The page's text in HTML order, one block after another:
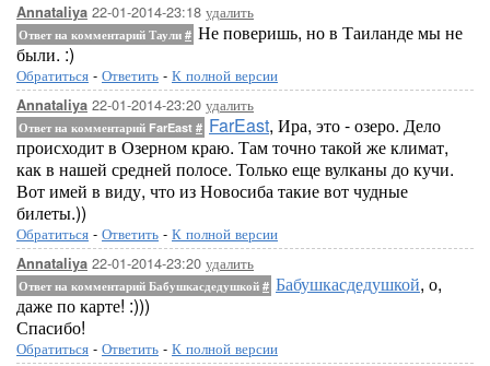
Annataliya 22-01-2014-23:18 удалить
Ответ на комментарий Таули # Не поверишь, но в Таиланде мы не
были. :)
Обратиться - Ответить - К полной версии
Annataliya 22-01-2014-23:20 удалить
Ответ на комментарий FarEast # FarEast, Ира, это - озеро. Дело
происходит в Озерном краю. Там точно такой же климат,
как в нашей средней полосе. Только еще вулканы до кучи.
Вот имей в виду, что из Новосиба такие вот чудные
билеты.))
Обратиться - Ответить - К полной версии
Annataliya 22-01-2014-23:20 удалить
Ответ на комментарий Бабушкасдедушкой # Бабушкасдедушкой, о,
даже по карте! :)))
Спасибо!
Обратиться - Ответить - К полной версии